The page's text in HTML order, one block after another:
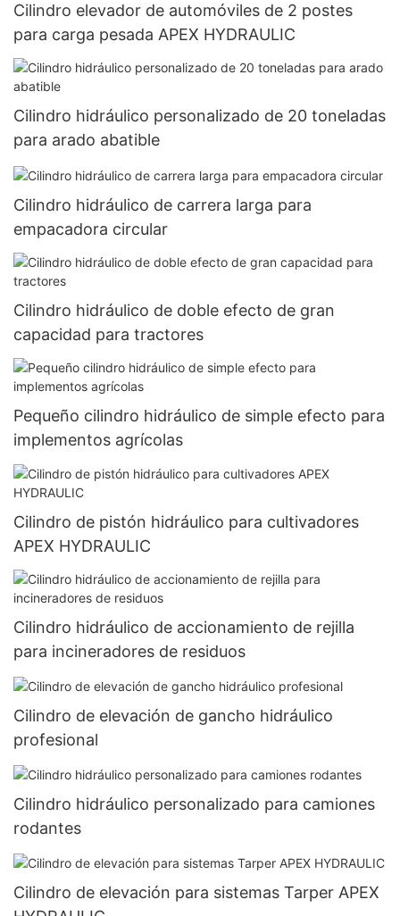
Cilindro elevador de automóviles de 2 postes
para carga pesada APEX HYDRAULIC
Cilindro hidráulico personalizado de 20 toneladas
para arado abatible
Cilindro hidráulico de carrera larga para
empacadora circular
Cilindro hidráulico de doble efecto de gran
capacidad para tractores
Pequeño cilindro hidráulico de simple efecto para
implementos agrícolas
Cilindro de pistón hidráulico para cultivadores
APEX HYDRAULIC
Cilindro hidráulico de accionamiento de rejilla
para incineradores de residuos
Cilindro de elevación de gancho hidráulico
profesional
Cilindro hidráulico personalizado para camiones
rodantes
Cilindro de elevación para sistemas Tarper APEX